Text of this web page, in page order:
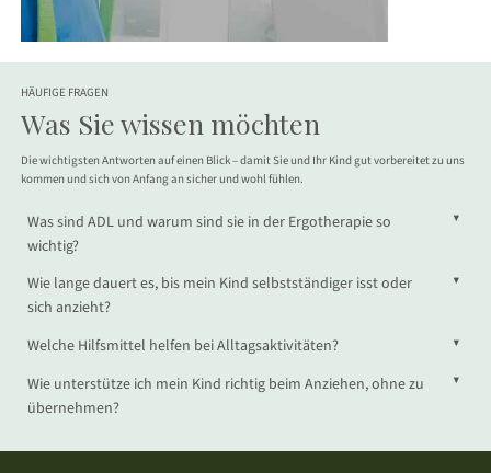
HÄUFIGE FRAGEN
Was Sie wissen möchten
Die wichtigsten Antworten auf einen Blick – damit Sie und Ihr Kind gut vorbereitet zu uns
kommen und sich von Anfang an sicher und wohl fühlen.
▼
Was sind ADL und warum sind sie in der Ergotherapie so
wichtig?
▼
Wie lange dauert es, bis mein Kind selbstständiger isst oder
sich anzieht?
▼
Welche Hilfsmittel helfen bei Alltagsaktivitäten?
▼
Wie unterstütze ich mein Kind richtig beim Anziehen, ohne zu
übernehmen?